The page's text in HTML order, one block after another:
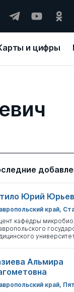
и цифры
Юрий
край,
кафедры
Альмира
край,